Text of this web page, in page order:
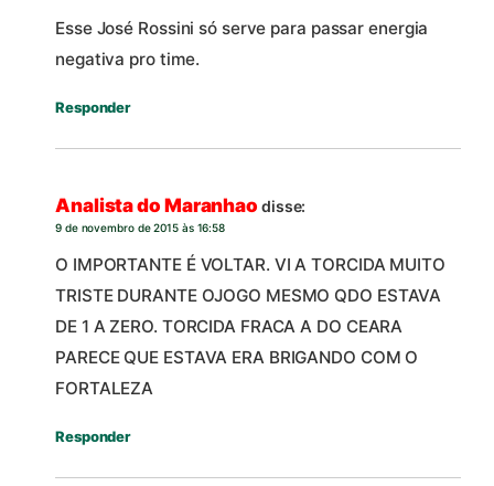
Esse José Rossini só serve para passar energia
negativa pro time.
Responder
Analista do Maranhao disse:
9 de novembro de 2015 às 16:58
O IMPORTANTE É VOLTAR. VI A TORCIDA MUITO
TRISTE DURANTE OJOGO MESMO QDO ESTAVA
DE 1 A ZERO. TORCIDA FRACA A DO CEARA
PARECE QUE ESTAVA ERA BRIGANDO COM O
FORTALEZA
Responder